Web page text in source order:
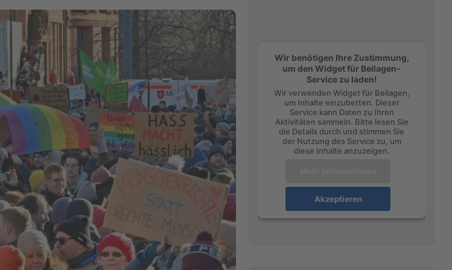
Wir benötigen Ihre Zustimmung,
um den Widget für Beilagen-
Service zu laden!
Wir verwenden Widget für Beilagen,
um Inhalte einzubetten. Dieser
Service kann Daten zu Ihren
Aktivitäten sammeln. Bitte lesen Sie
die Details durch und stimmen Sie
der Nutzung des Service zu, um
diese Inhalte anzuzeigen.
Akzeptieren